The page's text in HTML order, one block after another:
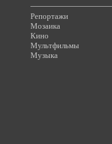
Репортажи
Мозаика
Кино
Мультфильмы
Музыка